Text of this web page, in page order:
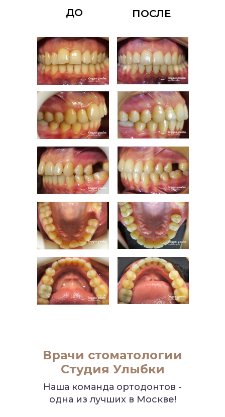
ДО ПОСЛЕ
Врачи стоматологии
Студия Улыбки
Наша команда ортодонтов -
одна из лучших в Москве!